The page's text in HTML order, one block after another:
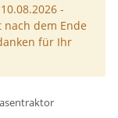
-
dem Ende
für Ihr